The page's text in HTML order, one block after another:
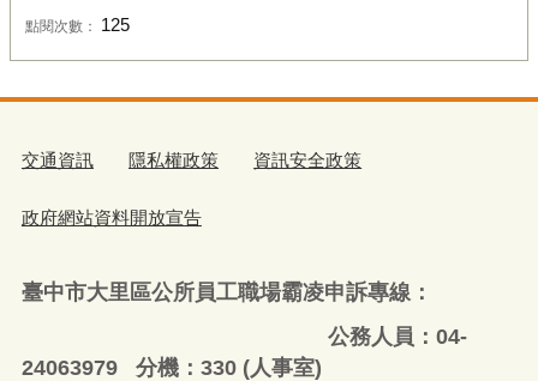
點閱次數： 125
交通資訊 隱私權政策 資訊安全政策
政府網站資料開放宣告
臺中市大里區公所員工職場霸凌申訴專線：
公務人員：04-
24063979 分機：330 (人事室)